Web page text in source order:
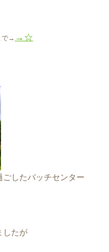
で→ →☆
したバッチセンター
したが